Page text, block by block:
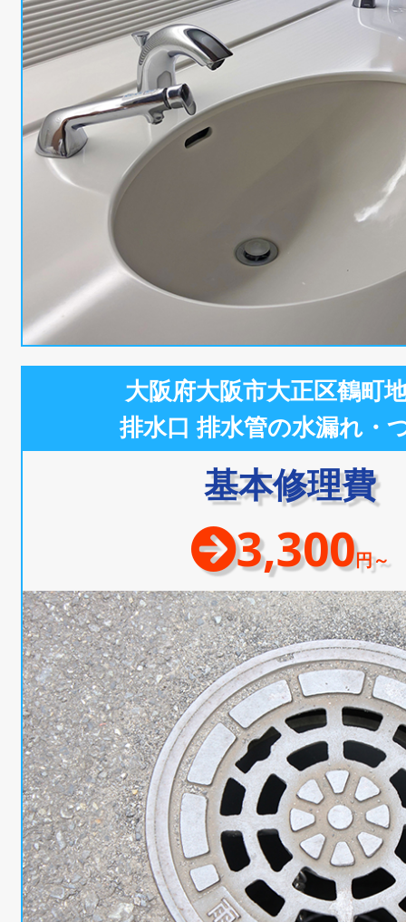
大阪府大阪市大正区鶴町
排水口 排水管の水漏れ・
基本修理費
3,300円～